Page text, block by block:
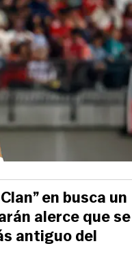
en busca un
alerce que se
antiguo del